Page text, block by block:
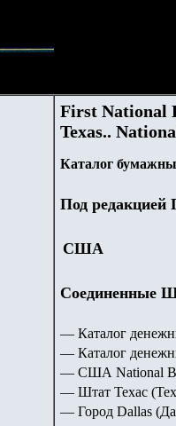
First National
Texas..
Каталог
Под редакцией
США
Соединенные
— Каталог
— Каталог
— США National
— Штат Техас
— Город Dallas